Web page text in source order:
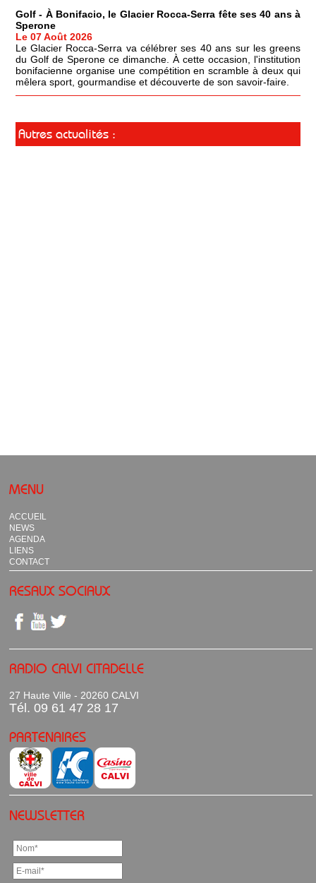
Golf - À Bonifacio, le Glacier Rocca-Serra fête ses 40 ans à
Sperone
Le 07 Août 2026
Le Glacier Rocca-Serra va célébrer ses 40 ans sur les greens
du Golf de Sperone ce dimanche. À cette occasion, l'institution
bonifacienne organise une compétition en scramble à deux qui
mêlera sport, gourmandise et découverte de son savoir-faire.
Autres actualités :
MENU
ACCUEIL
NEWS
AGENDA
LIENS
CONTACT
RESAUX SOCIAUX
RADIO CALVI CITADELLE
27 Haute Ville - 20260 CALVI
Tél. 09 61 47 28 17
PARTENAIRES
NEWSLETTER